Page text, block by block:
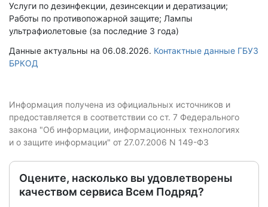
Услуги по дезинфекции, дезинсекции и дератизации;
Работы по противопожарной защите; Лампы
ультрафиолетовые (за последние 3 года)
Данные актуальны на 06.08.2026. Контактные данные ГБУЗ
БРКОД
Информация получена из официальных источников и
предоставляется в соответствии со ст. 7 Федерального
закона "Об информации, информационных технологиях
и о защите информации" от 27.07.2006 N 149-ФЗ
Оцените, насколько вы удовлетворены
качеством сервиса Всем Подряд?